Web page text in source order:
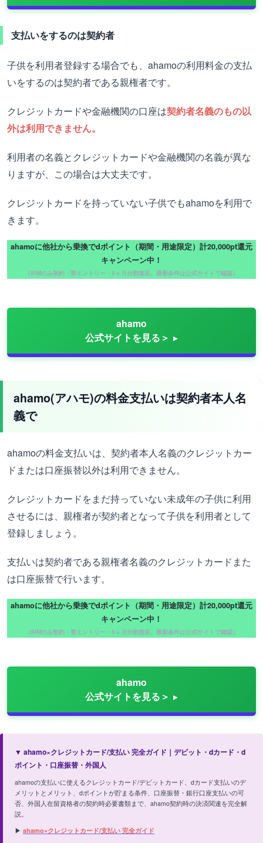
支払いをするのは契約者
子供を利用者登録する場合でも、ahamoの利用料金の支払
いをするのは契約者である親権者です。
クレジットカードや金融機関の口座は契約者名義のもの以
外は利用できません。
利用者の名義とクレジットカードや金融機関の名義が異な
りますが、この場合は大丈夫です。
クレジットカードを持っていない子供でもahamoを利用で
きます。
ahamoに他社から乗換でdポイント（期間・用途限定）計20,000pt還元
キャンペーン中！
（SIMのみ契約・要エントリー・5ヶ月分割進呈。最新条件は公式サイトで確認）
ahamo
公式サイトを見る＞
ahamo(アハモ)の料金支払いは契約者本人名
義で
ahamoの料金支払いは、契約者本人名義のクレジットカー
ドまたは口座振替以外は利用できません。
クレジットカードをまだ持っていない未成年の子供に利用
させるには、親権者が契約者となって子供を利用者として
登録しましょう。
支払いは契約者である親権者名義のクレジットカードまた
は口座振替で行います。
ahamoに他社から乗換でdポイント（期間・用途限定）計20,000pt還元
キャンペーン中！
（SIMのみ契約・要エントリー・5ヶ月分割進呈。最新条件は公式サイトで確認）
ahamo
公式サイトを見る＞
▼ ahamo×クレジットカード/支払い 完全ガイド｜デビット・dカード・d
ポイント・口座振替・外国人
ahamoの支払いに使えるクレジットカード/デビットカード、dカード支払いのデ
メリットとメリット、dポイントが貯まる条件、口座振替・銀行口座支払いの可
否、外国人在留資格者の契約時必要書類まで、ahamo契約時の決済関連を完全解
説。
▶ ahamo×クレジットカード/支払い 完全ガイド